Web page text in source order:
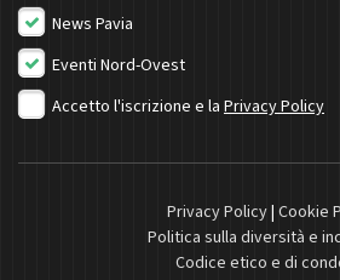
News Pavia
Eventi Nord-Ovest
Accetto l'iscrizione e la Privacy Policy
Privacy Policy| Cookie
Politica sulla diversità e
Codice etico e di